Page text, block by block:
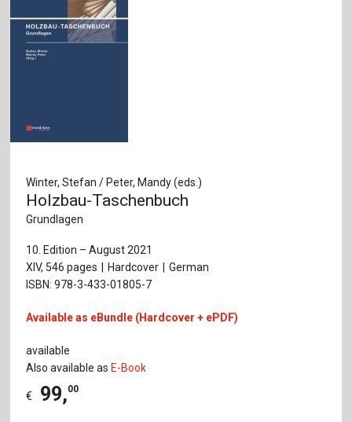
Winter, Stefan / Peter, Mandy (eds.)
Holzbau-Taschenbuch
Grundlagen
10. Edition – August 2021
XIV, 546 pages
Hardcover
German
ISBN: 978-3-433-01805-7
Available as eBundle (Hardcover + ePDF)
available
Also available as E-Book
€ 99,00